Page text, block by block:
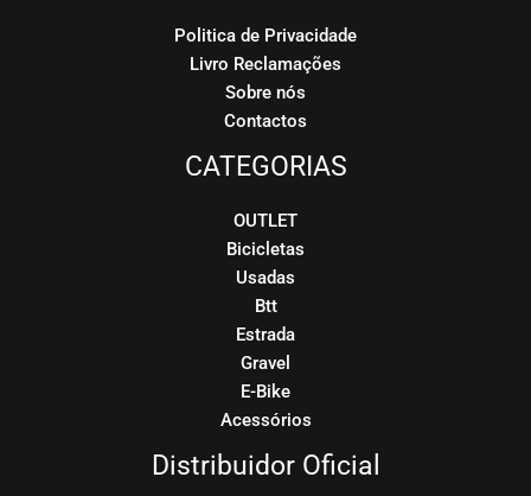
Politica de Privacidade
Livro Reclamações
Sobre nós
Contactos
CATEGORIAS
OUTLET
Bicicletas
Usadas
Btt
Estrada
Gravel
E-Bike
Acessórios
Distribuidor Oficial